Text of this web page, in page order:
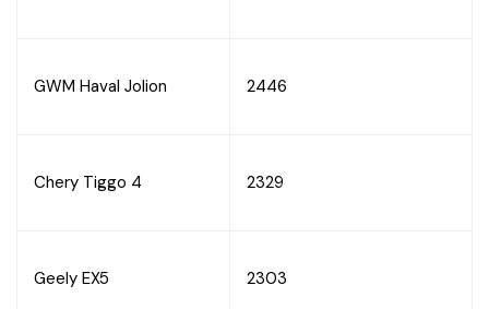
GWM Haval Jolion 2446
Chery Tiggo 4 2329
Geely EX5 2303